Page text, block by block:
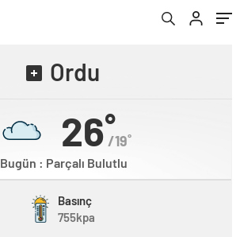
Ordu
26˚
/19˚
Bugün : Parçalı Bulutlu
Basınç
755kpa